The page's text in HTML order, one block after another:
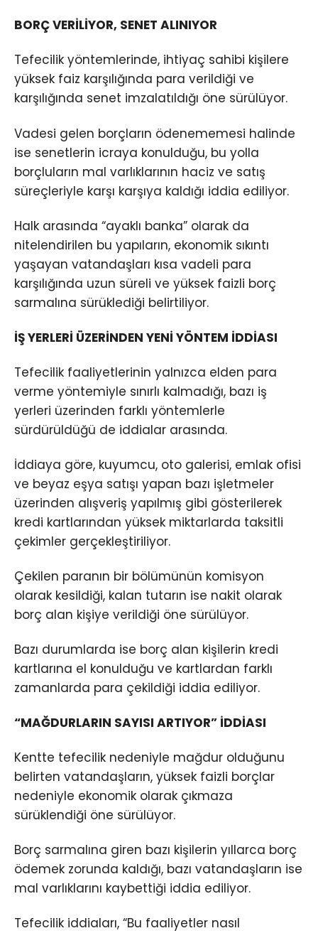
BORÇ VERİLİYOR, SENET ALINIYOR
Tefecilik yöntemlerinde, ihtiyaç sahibi kişilere
yüksek faiz karşılığında para verildiği ve
karşılığında senet imzalatıldığı öne sürülüyor.
Vadesi gelen borçların ödenememesi halinde
ise senetlerin icraya konulduğu, bu yolla
borçluların mal varlıklarının haciz ve satış
süreçleriyle karşı karşıya kaldığı iddia ediliyor.
Halk arasında “ayaklı banka” olarak da
nitelendirilen bu yapıların, ekonomik sıkıntı
yaşayan vatandaşları kısa vadeli para
karşılığında uzun süreli ve yüksek faizli borç
sarmalına sürüklediği belirtiliyor.
İŞ YERLERİ ÜZERİNDEN YENİ YÖNTEM İDDİASI
Tefecilik faaliyetlerinin yalnızca elden para
verme yöntemiyle sınırlı kalmadığı, bazı iş
yerleri üzerinden farklı yöntemlerle
sürdürüldüğü de iddialar arasında.
İddiaya göre, kuyumcu, oto galerisi, emlak ofisi
ve beyaz eşya satışı yapan bazı işletmeler
üzerinden alışveriş yapılmış gibi gösterilerek
kredi kartlarından yüksek miktarlarda taksitli
çekimler gerçekleştiriliyor.
Çekilen paranın bir bölümünün komisyon
olarak kesildiği, kalan tutarın ise nakit olarak
borç alan kişiye verildiği öne sürülüyor.
Bazı durumlarda ise borç alan kişilerin kredi
kartlarına el konulduğu ve kartlardan farklı
zamanlarda para çekildiği iddia ediliyor.
“MAĞDURLARIN SAYISI ARTIYOR” İDDİASI
Kentte tefecilik nedeniyle mağdur olduğunu
belirten vatandaşların, yüksek faizli borçlar
nedeniyle ekonomik olarak çıkmaza
sürüklendiği öne sürülüyor.
Borç sarmalına giren bazı kişilerin yıllarca borç
ödemek zorunda kaldığı, bazı vatandaşların ise
mal varlıklarını kaybettiği iddia ediliyor.
Tefecilik iddiaları, “Bu faaliyetler nasıl